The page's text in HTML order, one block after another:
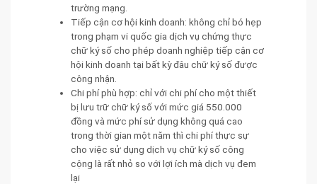
trường mạng.
Tiếp cận cơ hội kinh doanh: không chỉ bó hẹp
trong phạm vi quốc gia dịch vụ chứng thực
chữ ký số cho phép doanh nghiệp tiếp cận cơ
hội kinh doanh tại bất kỳ đâu chữ ký số được
công nhận.
Chi phí phù hợp: chỉ với chi phí cho một thiết
bị lưu trữ chữ ký số với mức giá 550.000
đồng và mức phí sử dụng không quá cao
trong thời gian một năm thì chi phí thực sự
cho việc sử dụng dịch vụ chữ ký số công
cộng là rất nhỏ so với lợi ích mà dịch vụ đem
lại